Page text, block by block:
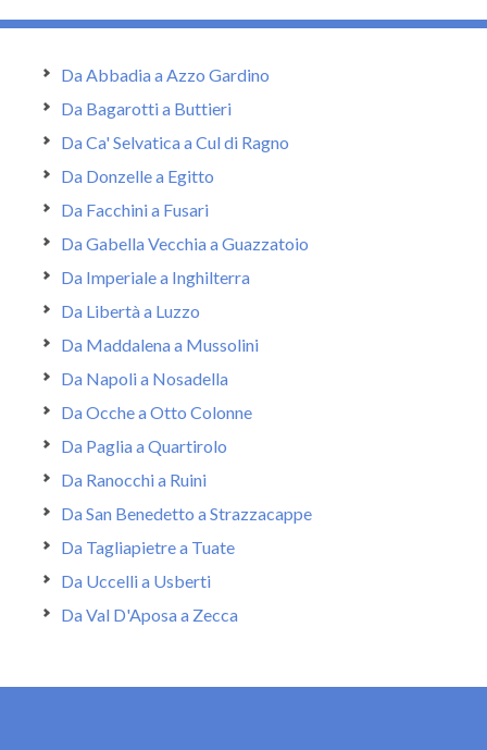
Da Abbadia a Azzo Gardino
Da Bagarotti a Buttieri
Da Ca' Selvatica a Cul di Ragno
Da Donzelle a Egitto
Da Facchini a Fusari
Da Gabella Vecchia a Guazzatoio
Da Imperiale a Inghilterra
Da Libertà a Luzzo
Da Maddalena a Mussolini
Da Napoli a Nosadella
Da Ocche a Otto Colonne
Da Paglia a Quartirolo
Da Ranocchi a Ruini
Da San Benedetto a Strazzacappe
Da Tagliapietre a Tuate
Da Uccelli a Usberti
Da Val D'Aposa a Zecca